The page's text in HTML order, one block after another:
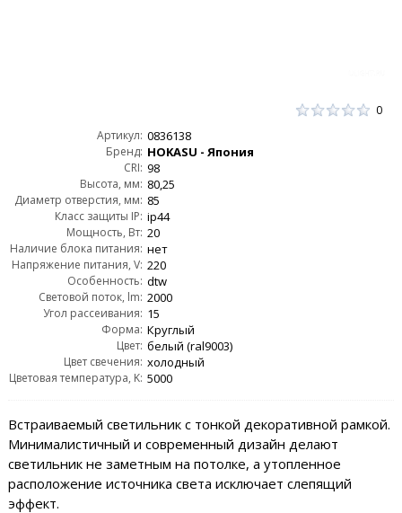
0
Артикул: 0836138
Бренд: HOKASU - Япония
CRI: 98
Высота, мм: 80,25
Диаметр отверстия, мм: 85
Класс защиты IP: ip44
Мощность, Вт: 20
Наличие блока питания: нет
Напряжение питания, V: 220
Особенность: dtw
Световой поток, lm: 2000
Угол рассеивания: 15
Форма: Круглый
Цвет: белый (ral9003)
Цвет свечения: холодный
Цветовая температура, K: 5000
Встраиваемый светильник с тонкой декоративной рамкой.
Минималистичный и современный дизайн делают
светильник не заметным на потолке, а утопленное
расположение источника света исключает слепящий
эффект.